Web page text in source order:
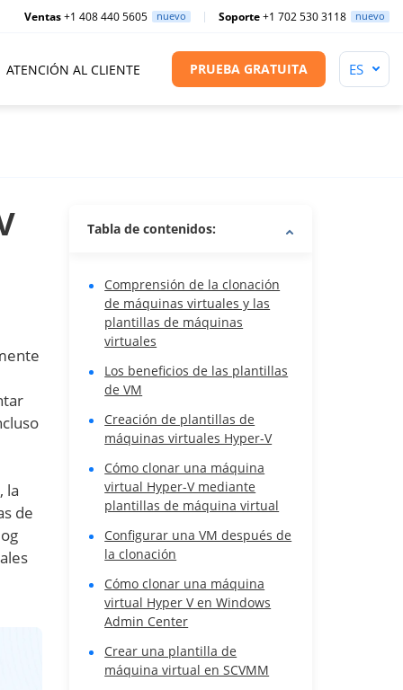
Ventas+1 408 440 5605 nuevo Soporte+1 702 530 3118 nuevo
ATENCIÓN AL CLIENTE PRUEBA GRATUITA
la
de
Tabla de contenidos:
Comprensión de la clonación
de máquinas virtuales y las
plantillas de máquinas
virtuales
Los beneficios de las plantillas
de VM
Creación de plantillas de
máquinas virtuales Hyper-V
Cómo clonar una máquina
virtual Hyper-V mediante
plantillas de máquina virtual
Configurar una VM después de
la clonación
Cómo clonar una máquina
virtual Hyper V en Windows
Admin Center
Crear una plantilla de
máquina virtual en SCVMM